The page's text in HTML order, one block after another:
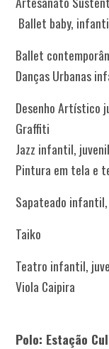
Ballet baby,
Ballet
Danças Urbanas
Desenho Artístico
Graffiti
Jazz infantil,
Pintura em tela e
Sapateado
Taiko
Teatro infantil,
Viola Caipira
Polo: Estação